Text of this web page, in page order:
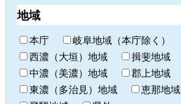
地域
本庁
岐阜地域（本庁除く）
西濃（大垣）地域
揖斐地域
中濃（美濃）地域
郡上地域
東濃（多治見）地域
恵那地域